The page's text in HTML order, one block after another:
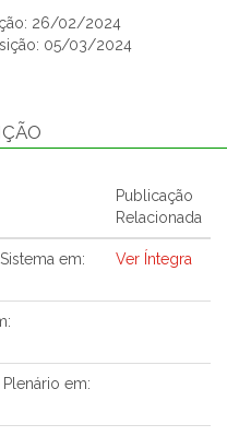
26/02/2024
05/03/2024
Publicação
Relacionada
em:
Ver Íntegra
em: